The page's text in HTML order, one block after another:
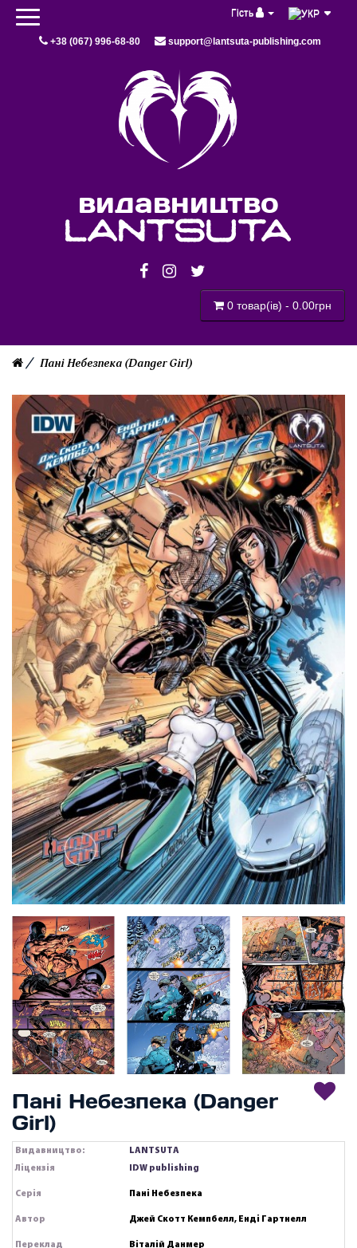
Гість
+38 (067) 996-68-80 support@lantsuta-publishing.com
видавництво
lantsuta
0 товар(ів) - 0.00грн
Пані Небезпека (Danger Girl)
Пані Небезпека (Danger
Girl)
Видавництво:
LANTSUTA
Ліцензія
IDW publishing
Серія Пані Небезпека
Автор Джей Скотт Кемпбелл, Енді Гартнелл
Переклад Віталій Данмер